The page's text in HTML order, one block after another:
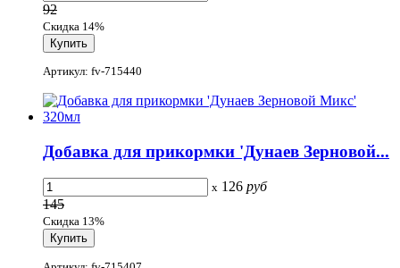
92
Скидка 14%
Артикул: fv-715440
Добавка для прикормки 'Дунаев Зерновой...
x 126 руб
145
Скидка 13%